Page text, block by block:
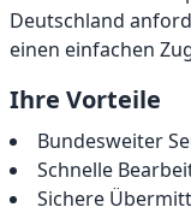
Deutschland
einen einfachen
Ihre Vorteile
Bundesweiter
Schnelle
Sichere